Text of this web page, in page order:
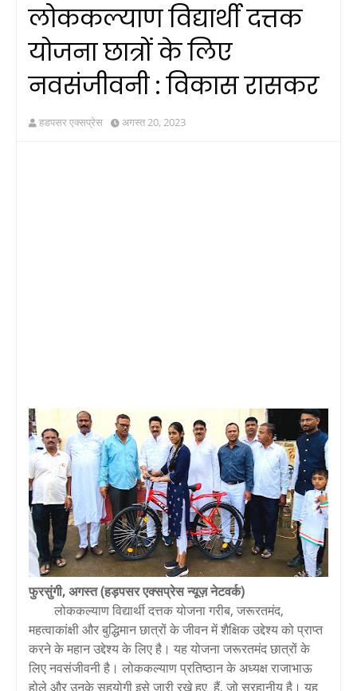
लोककल्याण विद्यार्थी दत्तक
योजना छात्रों के लिए
नवसंजीवनी : विकास रासकर
हडपसर एक्सप्रेस अगस्त 20, 2023
फुरसुंगी, अगस्त (हड़पसर एक्सप्रेस न्यूज़ नेटवर्क)
लोककल्याण विद्यार्थी दत्तक योजना गरीब, जरूरतमंद,
महत्वाकांक्षी और बुद्धिमान छात्रों के जीवन में शैक्षिक उद्देश्य को प्राप्त
करने के महान उद्देश्य के लिए है। यह योजना जरूरतमंद छात्रों के
लिए नवसंजीवनी है। लोककल्याण प्रतिष्ठान के अध्यक्ष राजाभाऊ
होले और उनके सहयोगी इसे जारी रखे हुए हैं, जो सरहानीय है। यह